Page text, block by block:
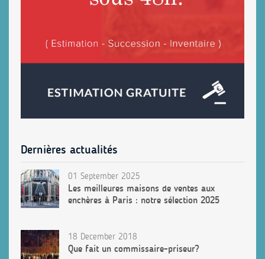
Dernières actualités
01 September 2025
Les meilleures maisons de ventes aux
enchères à Paris : notre sélection 2025
18 December 2018
Que fait un commissaire-priseur?